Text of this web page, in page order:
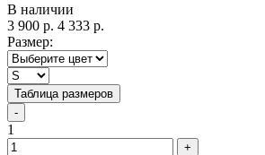
В наличии
3 900 р. 4 333 р.
Размер:
Таблица размеров
-
1
+